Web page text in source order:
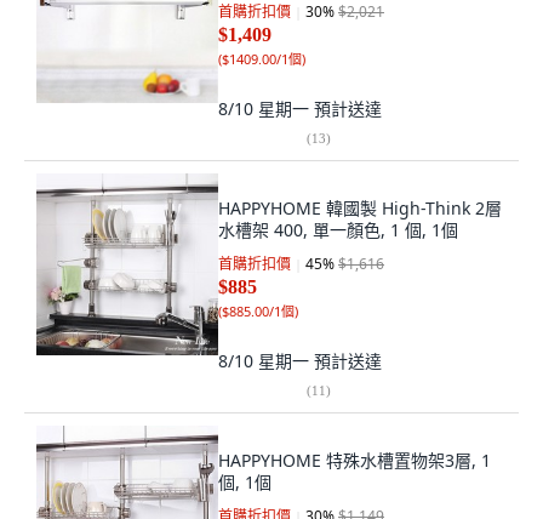
首購折扣價 30%$2,021
$1,409
($1409.00/1個)
8/10 星期一 預計送達
(13)
HAPPYHOME 韓國製 High-Think 2層
水槽架 400, 單一顏色, 1 個, 1個
首購折扣價 45%$1,616
$885
($885.00/1個)
8/10 星期一 預計送達
(11)
HAPPYHOME 特殊水槽置物架3層, 1
個, 1個